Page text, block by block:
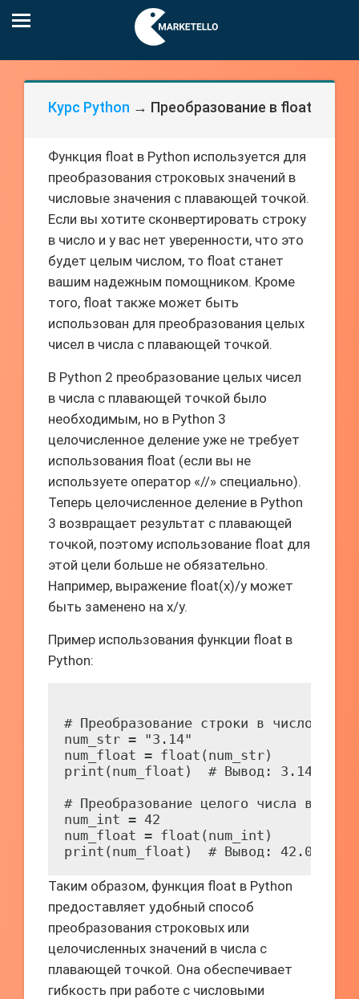
Курс Python → Преобразование в float
Функция float в Python используется для
преобразования строковых значений в
числовые значения с плавающей точкой.
Если вы хотите сконвертировать строку
в число и у вас нет уверенности, что это
будет целым числом, то float станет
вашим надежным помощником. Кроме
того, float также может быть
использован для преобразования целых
чисел в числа с плавающей точкой.
В Python 2 преобразование целых чисел
в числа с плавающей точкой было
необходимым, но в Python 3
целочисленное деление уже не требует
использования float (если вы не
используете оператор «//» специально).
Теперь целочисленное деление в Python
3 возвращает результат с плавающей
точкой, поэтому использование float для
этой цели больше не обязательно.
Например, выражение float(x)/y может
быть заменено на x/y.
Пример использования функции float в
Python:
# Преобразование строки в число с
num_str = "3.14"
num_float = float(num_str)
print(num_float)  # Вывод: 3.14
# Преобразование целого числа в
num_int = 42
num_float = float(num_int)
Таким образом, функция float в Python
предоставляет удобный способ
преобразования строковых или
целочисленных значений в числа с
плавающей точкой. Она обеспечивает
гибкость при работе с числовыми